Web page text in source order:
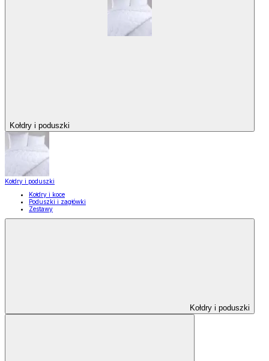
Kołdry i poduszki
Kołdry i poduszki
Kołdry i koce
Poduszki i zagłówki
Zestawy
Kołdry i poduszki